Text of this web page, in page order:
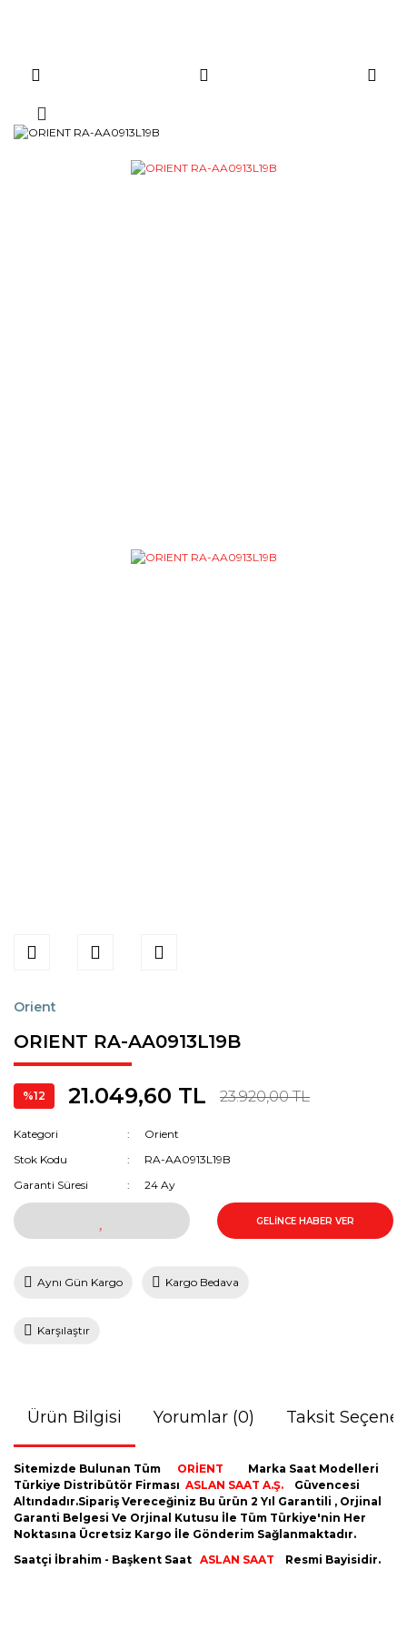
Orient
ORIENT RA-AA0913L19B
%12 21.049,60 TL 23.920,00 TL
Kategori
Orient
Stok Kodu
RA-AA0913L19B
Garanti Süresi
24 Ay
GELİNCE HABER VER
Aynı Gün Kargo Kargo Bedava
Karşılaştır
Ürün Bilgisi Yorumlar (0) Taksit
Sitemizde Bulunan Tüm ORİENT
Marka Saat Modelleri
Türkiye Distribütör Firması ASLAN SAAT A.Ş.
Güvencesi
Altındadır.Sipariş Vereceğiniz Bu ürün 2 Yıl Garantili , Orjinal
Garanti Belgesi Ve Orjinal Kutusu İle Tüm Türkiye'nin Her
Noktasına Ücretsiz Kargo İle Gönderim Sağlanmaktadır.
Saatçi İbrahim - Başkent Saat ASLAN SAAT Resmi Bayisidir.